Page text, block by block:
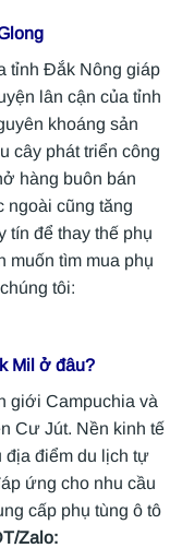
tỉnh Đắk Nông giáp
lân cận của tỉnh
khoáng sản
cây phát triển công
hàng buôn bán
cũng tăng
tín để thay thế phụ
muốn tìm mua phụ
tôi:
Mil ở đâu?
giới Campuchia và
Cư Jút. Nền kinh tế
địa điểm du lịch tự
ứng cho nhu cầu
cấp phụ tùng ô tô
Zalo: